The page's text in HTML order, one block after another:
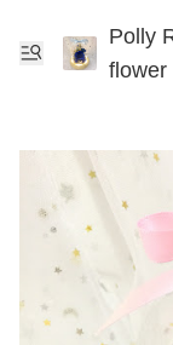
Polly
flower